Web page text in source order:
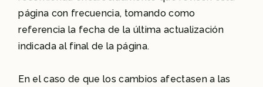
página con frecuencia, tomando como
referencia la fecha de la última actualización
indicada al final de la página.
En el caso de que los cambios afectasen a las